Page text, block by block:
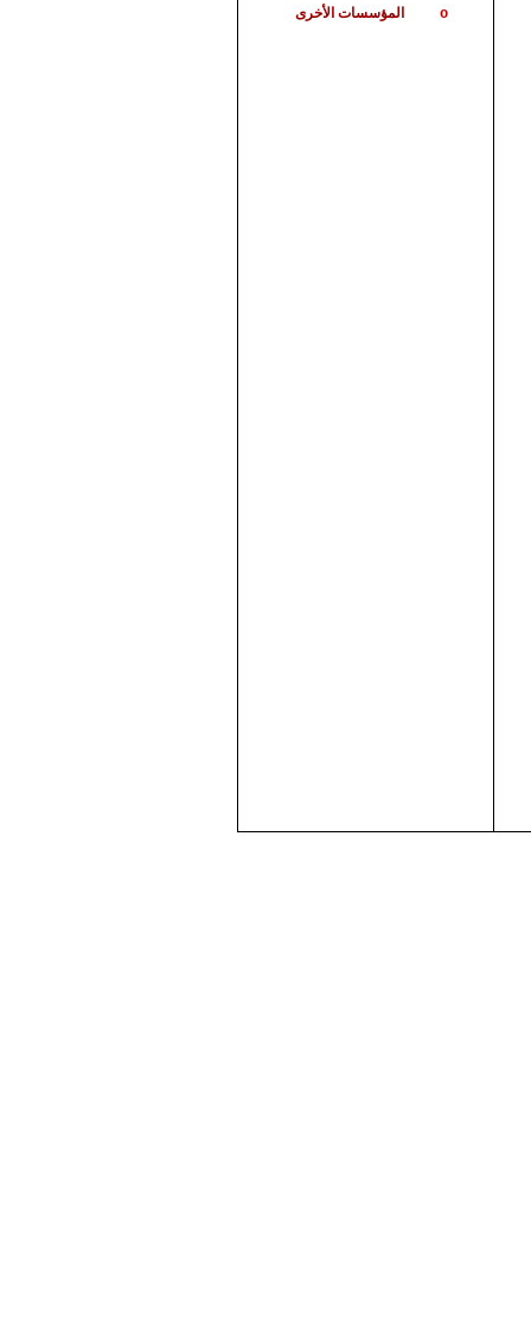
o المؤسسات الأخرى